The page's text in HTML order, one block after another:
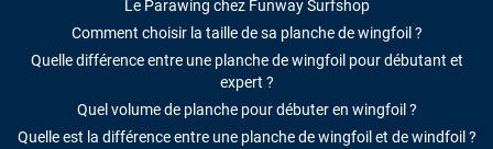
Le Parawing chez Funway Surfshop
Comment choisir la taille de sa planche de wingfoil ?
Quelle différence entre une planche de wingfoil pour débutant et
expert ?
Quel volume de planche pour débuter en wingfoil ?
Quelle est la différence entre une planche de wingfoil et de windfoil ?